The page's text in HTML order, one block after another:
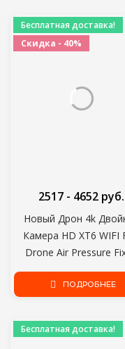
Бесплатная доставка!
Скидка - 40%
Новый Дрон 4k
Камера HD XT6 WIFI
Drone Air Pressure
Height
Самолет RC
2517 - 4652 руб.
ПОДРОБНЕЕ
Бесплатная доставка!